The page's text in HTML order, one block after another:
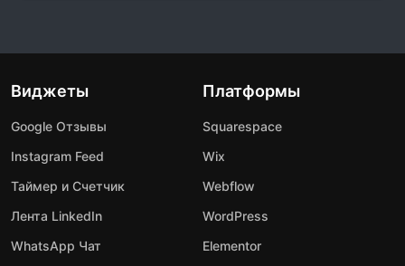
Виджеты
Google Отзывы
Instagram Feed
Таймер и Счетчик
Лента LinkedIn
WhatsApp Чат
Платформы
Squarespace
Wix
Webflow
WordPress
Elementor